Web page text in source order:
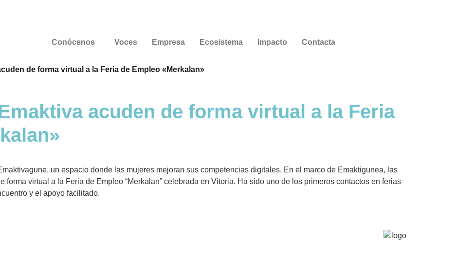
Conócenos Voces Empresa Ecosistema Impacto Contacta
de forma virtual a la Feria de Empleo «Merkalan»
acuden de forma virtual a la Feria
un espacio donde las mujeres mejoran sus competencias digitales. En el marco de Emaktigunea, las
forma virtual a la Feria de Empleo “Merkalan” celebrada en Vitoria. Ha sido uno de los primeros contactos en ferias
y el apoyo facilitado.